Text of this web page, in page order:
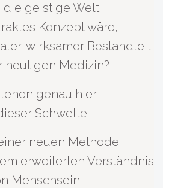
die geistige Welt
Konzept wäre,
wirksamer Bestandteil
heutigen Medizin?
genau hier
Schwelle.
neuen Methode.
erweiterten Verständnis
Menschsein.